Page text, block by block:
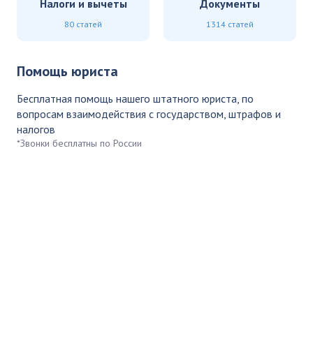
Налоги и вычеты
80 статей
Документы
1314 статей
Помощь юриста
Бесплатная помощь нашего штатного юриста, по
вопросам взаимодействия с государством, штрафов и
налогов
*Звонки бесплатны по России